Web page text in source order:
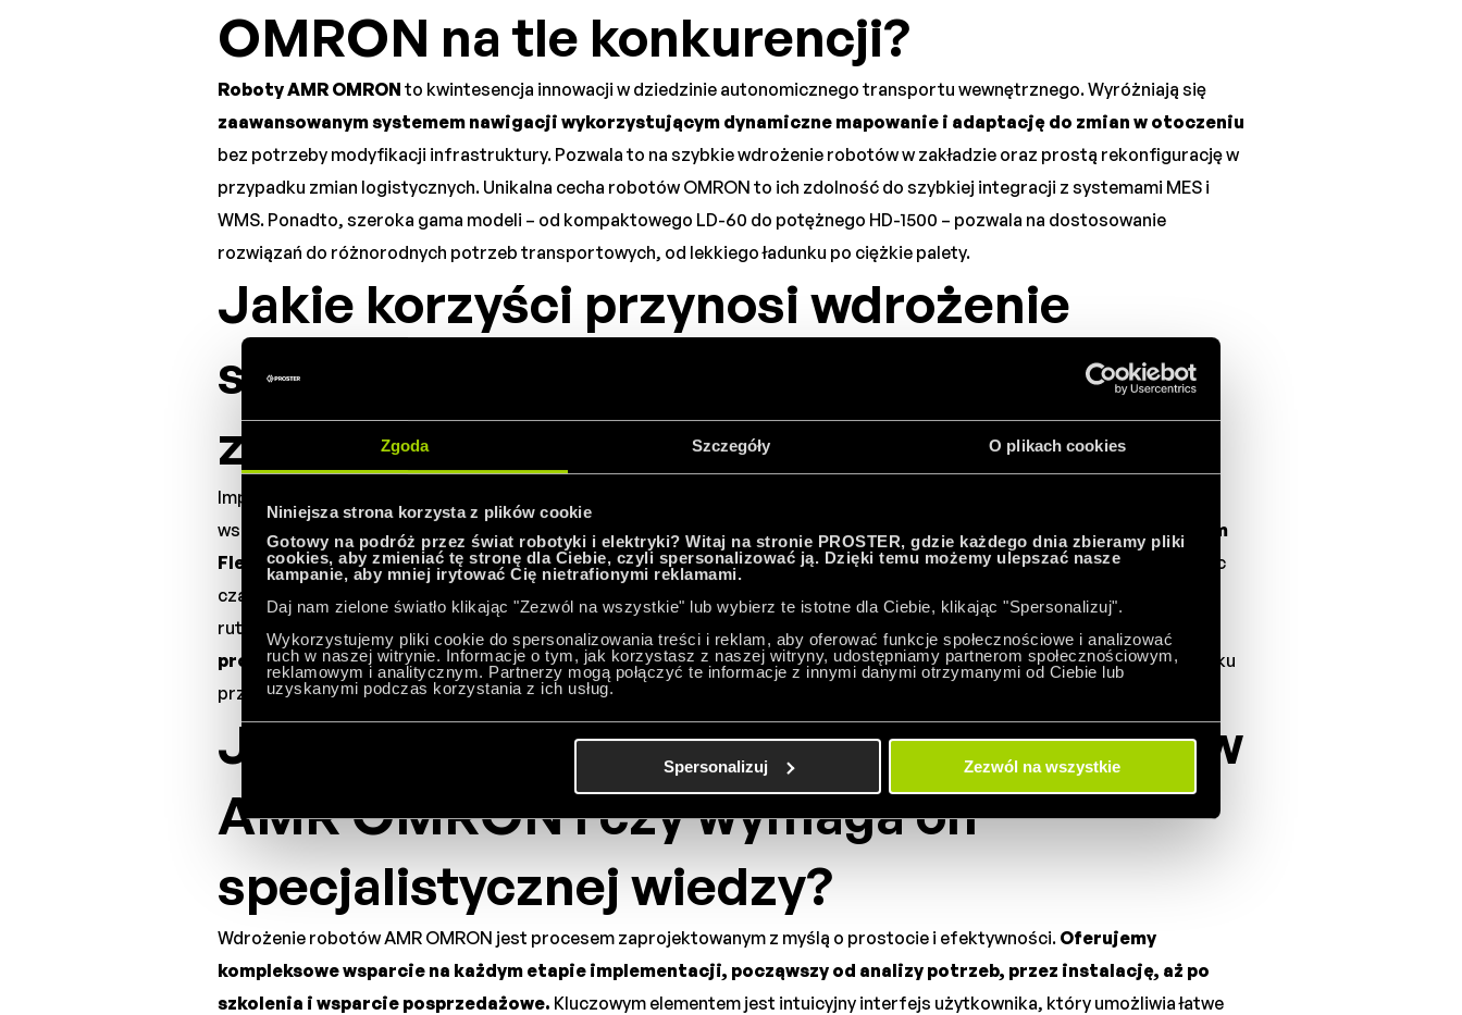
Zgoda Szczegóły O plikach cookies
Niniejsza strona korzysta z plików cookie
Gotowy na podróż przez świat robotyki i elektryki? Witaj na stronie PROSTER, gdzie każdego dnia zbieramy pliki
cookies, aby zmieniać tę stronę dla Ciebie, czyli spersonalizować ją. Dzięki temu możemy ulepszać nasze
kampanie, aby mniej irytować Cię nietrafionymi reklamami.
Daj nam zielone światło klikając "Zezwól na wszystkie" lub wybierz te istotne dla Ciebie, klikając "Spersonalizuj".
Wykorzystujemy pliki cookie do spersonalizowania treści i reklam, aby oferować funkcje społecznościowe i analizować
ruch w naszej witrynie. Informacje o tym, jak korzystasz z naszej witryny, udostępniamy partnerom społecznościowym,
reklamowym i analitycznym. Partnerzy mogą połączyć te informacje z innymi danymi otrzymanymi od Ciebie lub
uzyskanymi podczas korzystania z ich usług.
Spersonalizuj Zezwól na wszystkie
OMRON na tle konkurencji?
Roboty AMR OMRON to kwintesencja innowacji w dziedzinie autonomicznego transportu wewnętrznego. Wyróżniają się
zaawansowanym systemem nawigacji wykorzystującym dynamiczne mapowanie i adaptację do zmian w otoczeniu
bez potrzeby modyfikacji infrastruktury. Pozwala to na szybkie wdrożenie robotów w zakładzie oraz prostą rekonfigurację w
przypadku zmian logistycznych. Unikalna cecha robotów OMRON to ich zdolność do szybkiej integracji z systemami MES i
WMS. Ponadto, szeroka gama modeli – od kompaktowego LD-60 do potężnego HD-1500 – pozwala na dostosowanie
rozwiązań do różnorodnych potrzeb transportowych, od lekkiego ładunku po ciężkie palety.
Jakie korzyści przynosi wdrożenie
systemu robotów AMR OMRON w
zakładzie produkcyjnym?
Implementacja systemu robotów AMR OMRON przekłada się na szereg wymiernych korzyści dla przedsiębiorstw. Przede
wszystkim, znacząco zwiększa efektywność logistyki wewnętrznej dzięki optymalizacji tras i eliminacji przestojów. System
Fleet ManagerOMRON umożliwia zarządzanie całą flotą robotów, maksymalizując wykorzystanie zasobów i minimalizując
czas oczekiwania. Roboty OMRON AMR przyczyniają się do redukcji kosztów operacyjnych poprzez automatyzację
rutynowych zadań transportowych i minimalizację błędów. Ich elastyczność pozwala na szybką adaptację do zmian w
procesach produkcyjnych bez kosztownych modyfikacji infrastruktury, co jest kluczowe w dynamicznym środowisku
przemysłowym.
Jak przebiega proces wdrożenia robotów
AMR OMRON i czy wymaga on
specjalistycznej wiedzy?
Wdrożenie robotów AMR OMRON jest procesem zaprojektowanym z myślą o prostocie i efektywności. Oferujemy
kompleksowe wsparcie na każdym etapie implementacji, począwszy od analizy potrzeb, przez instalację, aż po
szkolenia i wsparcie posprzedażowe. Kluczowym elementem jest intuicyjny interfejs użytkownika, który umożliwia łatwe